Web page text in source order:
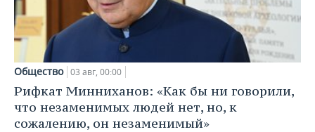
Общество 03 авг, 00:00
Рифкат Минниханов: «Как бы ни говорили,
что незаменимых людей нет, но, к
сожалению, он незаменимый»